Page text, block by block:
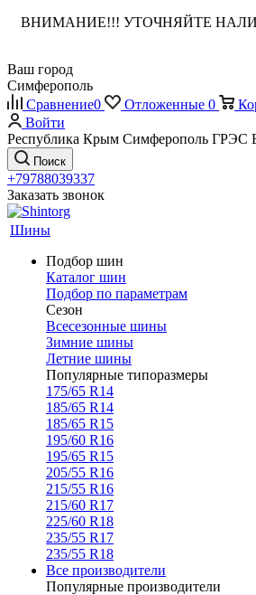
ВНИМАНИЕ!!! УТОЧНЯЙТЕ
Ваш город
Симферополь
Сравнение0 Отложенные 0
Войти
Республика Крым Симферополь ГРЭС
Поиск
+79788039337
Заказать звонок
Шины
Подбор шин
Каталог шин
Подбор по параметрам
Сезон
Всесезонные шины
Зимние шины
Летние шины
Популярные типоразмеры
175/65 R14
185/65 R14
185/65 R15
195/60 R16
195/65 R15
205/55 R16
215/55 R16
215/60 R17
225/60 R18
235/55 R17
235/55 R18
Все производители
Популярные производители